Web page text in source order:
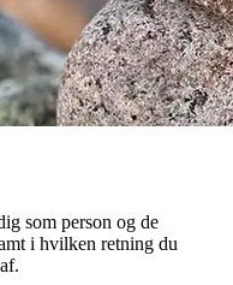
som person og de
i hvilken retning du